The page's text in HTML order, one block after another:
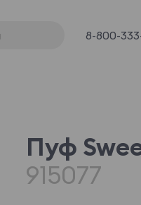
8-800-
Пуф
915077